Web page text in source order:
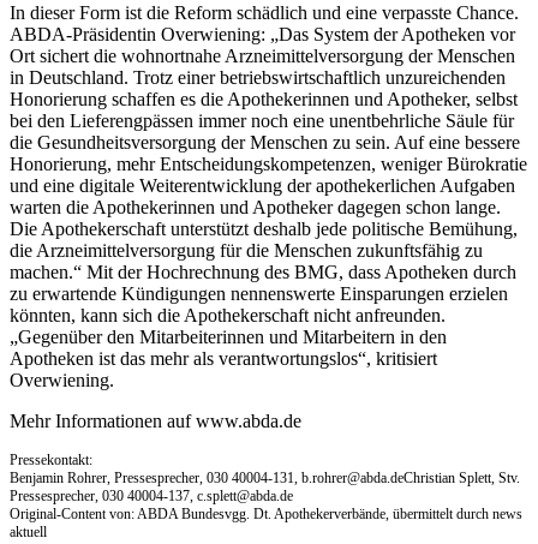
In dieser Form ist die Reform schädlich und eine verpasste Chance.
ABDA-Präsidentin Overwiening: „Das System der Apotheken vor
Ort sichert die wohnortnahe Arzneimittelversorgung der Menschen
in Deutschland. Trotz einer betriebswirtschaftlich unzureichenden
Honorierung schaffen es die Apothekerinnen und Apotheker, selbst
bei den Lieferengpässen immer noch eine unentbehrliche Säule für
die Gesundheitsversorgung der Menschen zu sein. Auf eine bessere
Honorierung, mehr Entscheidungskompetenzen, weniger Bürokratie
und eine digitale Weiterentwicklung der apothekerlichen Aufgaben
warten die Apothekerinnen und Apotheker dagegen schon lange.
Die Apothekerschaft unterstützt deshalb jede politische Bemühung,
die Arzneimittelversorgung für die Menschen zukunftsfähig zu
machen.“ Mit der Hochrechnung des BMG, dass Apotheken durch
zu erwartende Kündigungen nennenswerte Einsparungen erzielen
könnten, kann sich die Apothekerschaft nicht anfreunden.
„Gegenüber den Mitarbeiterinnen und Mitarbeitern in den
Apotheken ist das mehr als verantwortungslos“, kritisiert
Overwiening.
Mehr Informationen auf www.abda.de
Pressekontakt:
Benjamin Rohrer, Pressesprecher, 030 40004-131, b.rohrer@abda.deChristian Splett, Stv.
Pressesprecher, 030 40004-137, c.splett@abda.de
Original-Content von: ABDA Bundesvgg. Dt. Apothekerverbände, übermittelt durch news
aktuell